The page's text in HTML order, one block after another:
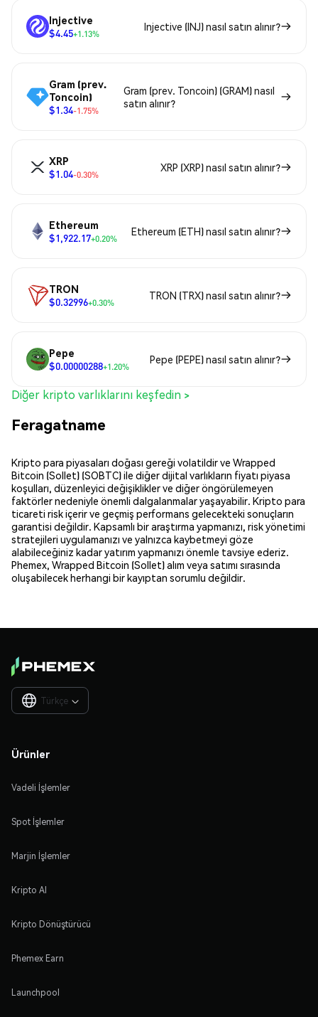
Injective
$4.45+1.13%
Injective (INJ) nasıl satın alınır?
Gram (prev.
Toncoin)
$1.34-1.75%
Gram (prev. Toncoin) (GRAM) nasıl
satın alınır?
XRP
$1.04-0.30%
XRP (XRP) nasıl satın alınır?
Ethereum
$1,922.17+0.20%
Ethereum (ETH) nasıl satın alınır?
TRON
$0.32996+0.30%
TRON (TRX) nasıl satın alınır?
Pepe
$0.00000288+1.20%
Pepe (PEPE) nasıl satın alınır?
Diğer kripto varlıklarını keşfedin >
Feragatname
Kripto para piyasaları doğası gereği volatildir ve Wrapped
Bitcoin (Sollet) (SOBTC) ile diğer dijital varlıkların fiyatı piyasa
koşulları, düzenleyici değişiklikler ve diğer öngörülemeyen
faktörler nedeniyle önemli dalgalanmalar yaşayabilir. Kripto para
ticareti risk içerir ve geçmiş performans gelecekteki sonuçların
garantisi değildir. Kapsamlı bir araştırma yapmanızı, risk yönetimi
stratejileri uygulamanızı ve yalnızca kaybetmeyi göze
alabileceğiniz kadar yatırım yapmanızı önemle tavsiye ederiz.
Phemex, Wrapped Bitcoin (Sollet) alım veya satımı sırasında
oluşabilecek herhangi bir kayıptan sorumlu değildir.
Türkçe 
Ürünler
Vadeli İşlemler
Spot İşlemler
Marjin İşlemler
Kripto Al
Kripto Dönüştürücü
Phemex Earn
Launchpool